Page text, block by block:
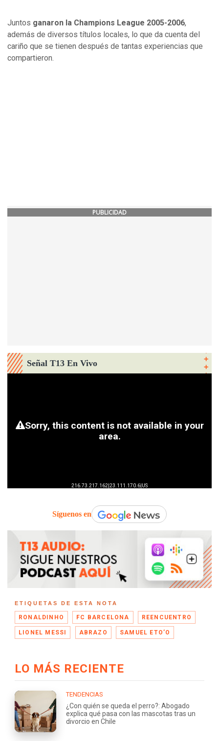
Juntos ganaron la Champions League 2005-2006,
además de diversos títulos locales, lo que da cuenta del
cariño que se tienen después de tantas experiencias que
compartieron.
PUBLICIDAD
Señal T13 En Vivo
Síguenos en
ETIQUETAS DE ESTA NOTA
RONALDINHO FC BARCELONA REENCUENTRO
LIONEL MESSI ABRAZO SAMUEL ETO’O
LO MÁS RECIENTE
TENDENCIAS
¿Con quién se queda el perro?: Abogado
explica qué pasa con las mascotas tras un
divorcio en Chile